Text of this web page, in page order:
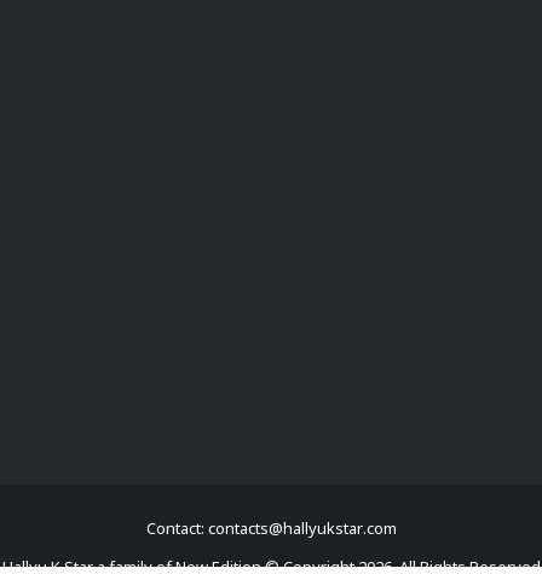
Contact: contacts@hallyukstar.com
Hallyu K Star a family of New Edition © Copyright 2026, All Rights Reserved